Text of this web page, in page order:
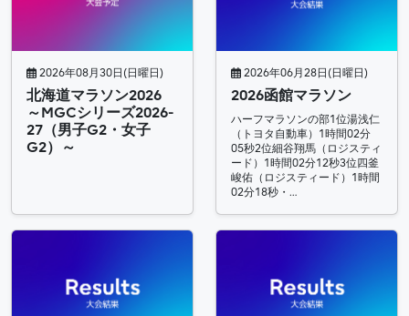
2026年08月30日(日曜日)
北海道マラソン2026
～MGCシリーズ2026-
27（男子G2・女子
G2）～
2026年06月28日(日曜日)
2026函館マラソン
ハーフマラソンの部1位湯浅仁
（トヨタ自動車）1時間02分
05秒2位細谷翔馬（ロジスティ
ード）1時間02分12秒3位四釜
峻佑（ロジスティード）1時間
02分18秒・…